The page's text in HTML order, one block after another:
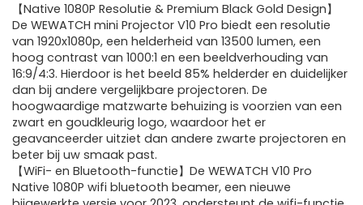
​【Native 1080P Resolutie & Premium Black Gold Design】
De WEWATCH mini Projector V10 Pro biedt een resolutie
van 1920x1080p, een helderheid van 13500 lumen, een
hoog contrast van 1000:1 en een beeldverhouding van
16:9/4:3. Hierdoor is het beeld 85% helderder en duidelijker
dan bij andere vergelijkbare projectoren. De
hoogwaardige matzwarte behuizing is voorzien van een
zwart en goudkleurig logo, waardoor het er
geavanceerder uitziet dan andere zwarte projectoren en
beter bij uw smaak past.
​​【WiFi- en Bluetooth-functie】De WEWATCH V10 Pro
Native 1080P wifi bluetooth beamer, een nieuwe